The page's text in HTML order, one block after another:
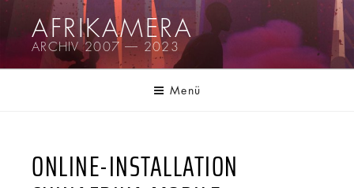
Zum
Inhalt
springen
AFRIKAMERA
ARCHIV 2007 — 2023
Menü
ONLINE-INSTALLATION